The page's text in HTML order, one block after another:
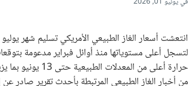
الشروط والأحكام
لتسجل أعلى مستوياتها منذ أوائل فبراير مدعومة
حرارة أعلى من
من أخبار الغاز الطبيعي المرتبطة بأحدث تقرير صادر